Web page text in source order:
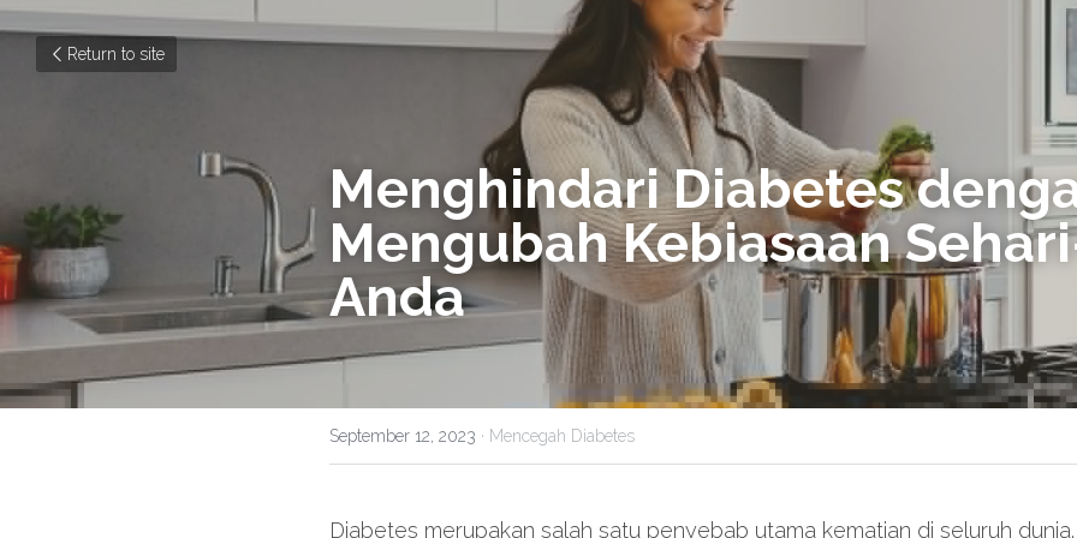
Return to site
Menghindari Diabetes
Mengubah Kebiasaan
Anda
September 12, 2023 · Mencegah Diabetes
Diabetes merupakan salah satu penyebab utama kematian di seluruh